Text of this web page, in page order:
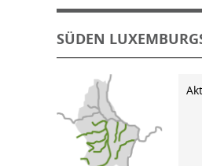
SÜDEN